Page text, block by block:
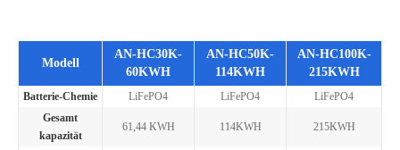
Modell
AN-HC30K-
60KWH
AN-HC50K-
114KWH
AN-HC100K-
215KWH
Batterie-Chemie LiFePO4 LiFePO4
LiFePO4
Gesamt
kapazität
61,44 KWH 114KWH 215KWH